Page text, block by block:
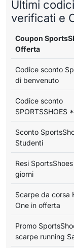
Ultimi
verificati e
Coupon
Offerta
Codice sconto
di benvenuto
Codice sconto
SPORTSSHOES
Sconto
Studenti
Resi
giorni
Scarpe da corsa
One in offerta
Promo
scarpe running